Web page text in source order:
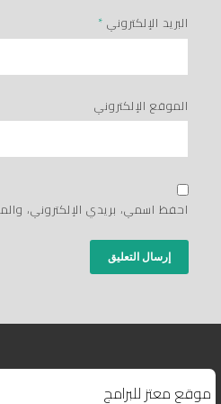
البريد الإلكتروني *
الموقع الإلكتروني
احفظ اسمي، بريدي الإلكتروني،
موقع معتز للبرامج